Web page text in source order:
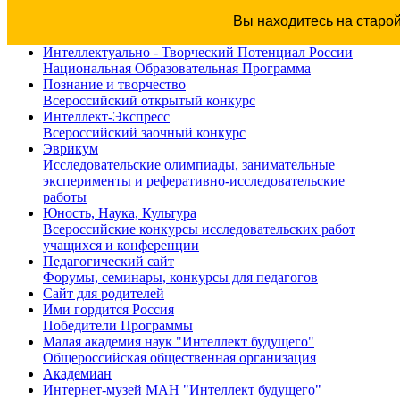
Вы находитесь на
Интеллектуально - Творческий Потенциал России
Национальная Образовательная Программа
Познание и творчество
Всероссийский открытый конкурс
Интеллект-Экспресс
Всероссийский заочный конкурс
Эврикум
Исследовательские олимпиады, занимательные
эксперименты и реферативно-исследовательские
работы
Юность, Наука, Культура
Всероссийские конкурсы исследовательских работ
учащихся и конференции
Педагогический сайт
Форумы, семинары, конкурсы для педагогов
Сайт для родителей
Ими гордится Россия
Победители Программы
Малая академия наук "Интеллект будущего"
Общероссийская общественная организация
Академиан
Интернет-музей МАН "Интеллект будущего"